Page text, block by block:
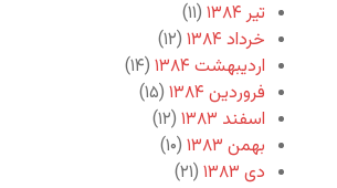
تیر ۱۳۸۴
(۱۱)
خرداد ۱۳۸۴
(۱۲)
اردیبهشت ۱۳۸۴
(۱۴)
فروردین ۱۳۸۴
(۱۵)
اسفند ۱۳۸۳
(۱۲)
بهمن ۱۳۸۳
(۱۰)
دی ۱۳۸۳
(۲۱)